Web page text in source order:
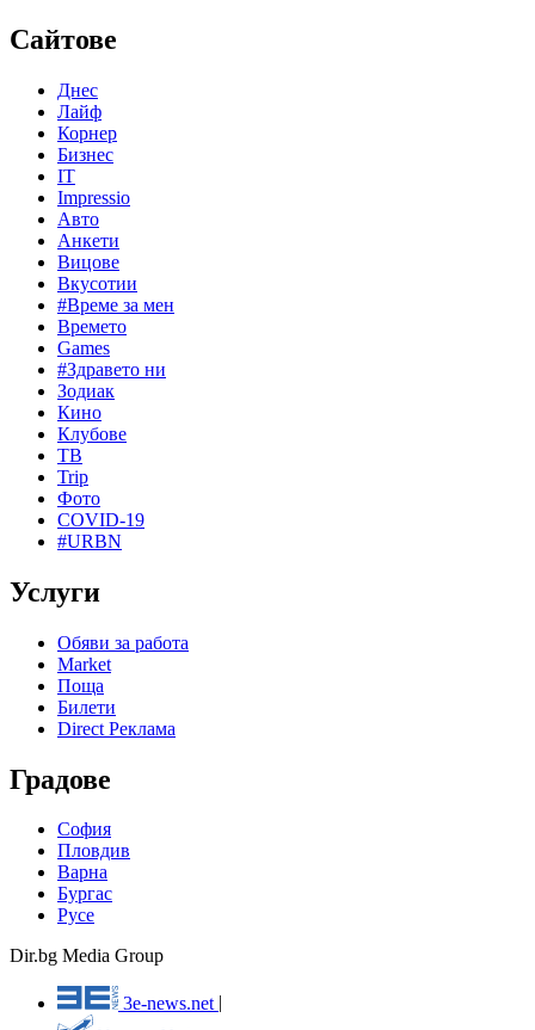
Сайтове
Днес
Лайф
Корнер
Бизнес
IT
Impressio
Авто
Анкети
Вицове
Вкусотии
#Време за мен
Времето
Games
#Здравето ни
Зодиак
Кино
Клубове
ТВ
Trip
Фото
COVID-19
#URBN
Услуги
Обяви за работа
Market
Поща
Билети
Direct Реклама
Градове
София
Пловдив
Варна
Бургас
Русе
Dir.bg Media Group
3e-news.net